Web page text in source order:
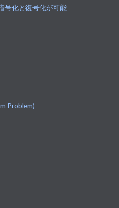
号化と復号化が可能
Problem)